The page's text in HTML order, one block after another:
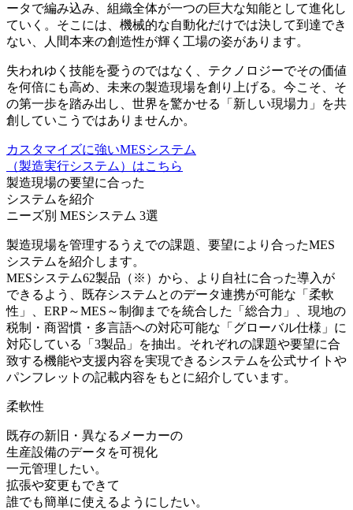
ータで編み込み、組織全体が一つの巨大な知能として進化し
ていく。そこには、機械的な自動化だけでは決して到達でき
ない、人間本来の創造性が輝く工場の姿があります。
失われゆく技能を憂うのではなく、テクノロジーでその価値
を何倍にも高め、未来の製造現場を創り上げる。今こそ、そ
の第一歩を踏み出し、世界を驚かせる「新しい現場力」を共
創していこうではありませんか。
カスタマイズに強いMESシステム
（製造実行システム）はこちら
製造現場の要望に合った
システムを紹介
ニーズ別 MESシステム 3選
製造現場を管理するうえでの課題、要望により合ったMES
システムを紹介します。
MESシステム62製品（※）から、より自社に合った導入が
できるよう、既存システムとのデータ連携が可能な「柔軟
性」、ERP～MES～制御までを統合した「総合力」、現地の
税制・商習慣・多言語への対応可能な「グローバル仕様」に
対応している「3製品」を抽出。それぞれの課題や要望に合
致する機能や支援内容を実現できるシステムを公式サイトや
パンフレットの記載内容をもとに紹介しています。
柔軟性
既存の新旧・異なるメーカーの
生産設備のデータを可視化
一元管理したい。
拡張や変更もできて
誰でも簡単に使えるようにしたい。